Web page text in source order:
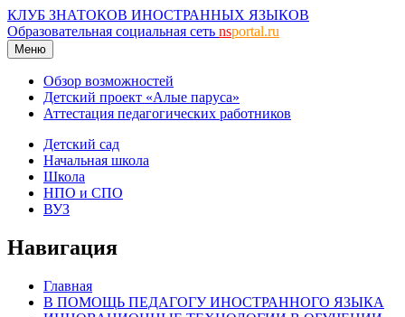
КЛУБ ЗНАТОКОВ ИНОСТРАННЫХ ЯЗЫКОВ
Образовательная социальная сеть nsportal.ru
Меню
Обзор возможностей
Детский проект «Алые паруса»
Аттестация педагогических работников
Детский сад
Начальная школа
Школа
НПО и СПО
ВУЗ
Навигация
Главная
В ПОМОЩЬ ПЕДАГОГУ ИНОСТРАННОГО ЯЗЫКА